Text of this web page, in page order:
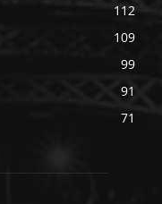
112
109
99
91
71